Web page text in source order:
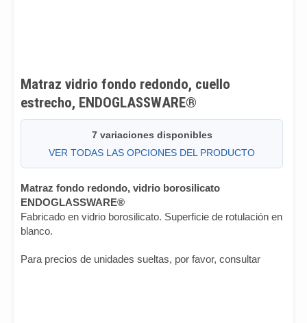
Matraz vidrio fondo redondo, cuello
estrecho, ENDOGLASSWARE®
7 variaciones disponibles
VER TODAS LAS OPCIONES DEL PRODUCTO
Matraz fondo redondo, vidrio borosilicato
ENDOGLASSWARE®
Fabricado en vidrio borosilicato. Superficie de rotulación en
blanco.
Para precios de unidades sueltas, por favor, consultar